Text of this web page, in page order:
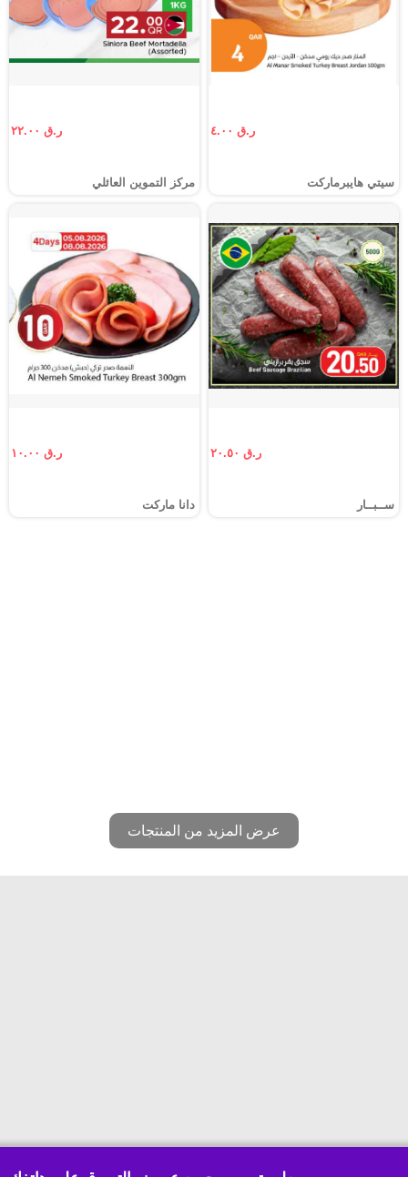
ر.ق ٤.٠٠
سيتي هايبرماركت
ر.ق ٢٢.٠٠
مركز التموين العائلي
ر.ق ٢٠.٥٠
ســبــار
ر.ق ١٠.٠٠
دانا ماركت
عرض المزيد من المنتجات